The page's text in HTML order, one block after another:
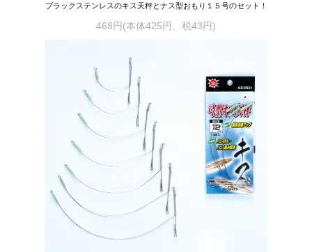
ブラックステンレスのキス天秤とナス型おもり１５号のセット！
468円(本体425円、税43円)